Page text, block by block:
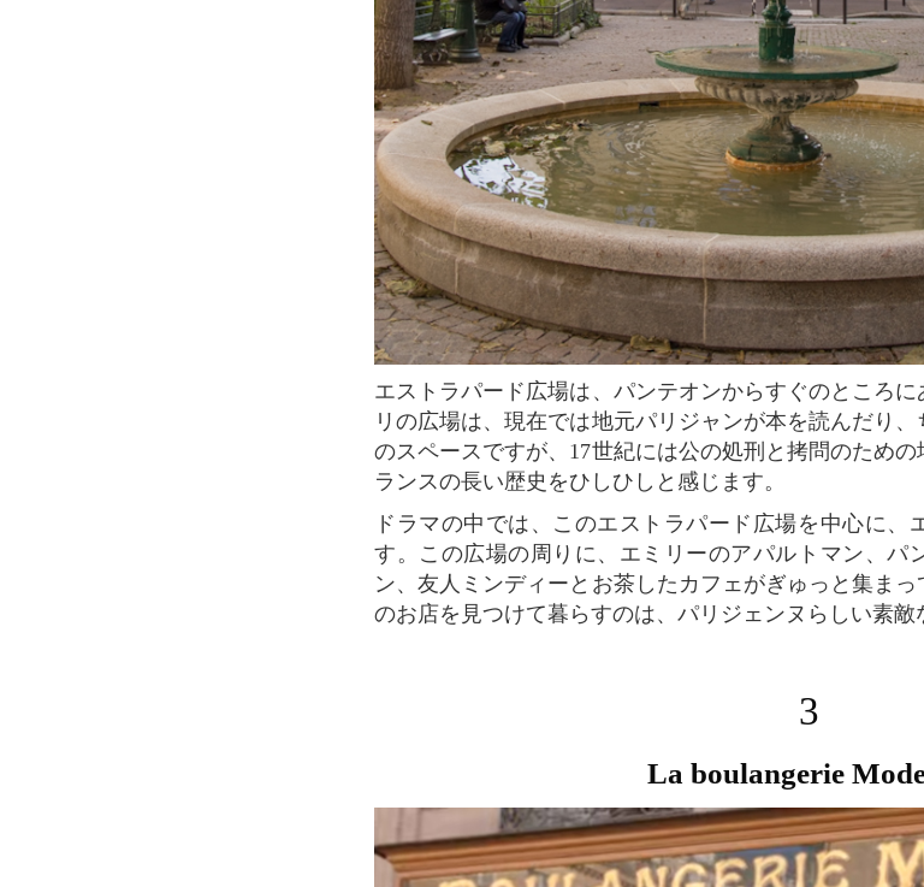
エストラパード広場は、パンテオンからすぐのところにある小さな広場。この華やかなパ
リの広場は、現在では地元パリジャンが本を読んだり
のスペースですが、17世紀には公の処刑と拷問のため
ランスの長い歴史をひしひしと感じます。
ドラマの中では、このエストラパード広場を中心に、エミリーの暮らしが描かれていま
す。この広場の周りに、エミリーのアパルトマン、パ
ン、友人ミンディーとお茶したカフェがぎゅっと集ま
のお店を見つけて暮らすのは、パリジェンヌらしい素敵
3
La boulangerie